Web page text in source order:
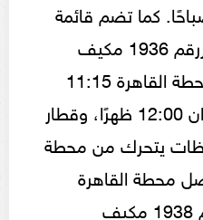
القاهرة 11:10 صباحًا. كما تضم قائمة
القطارات الإضافية قطاررقم 1936 مكيف
محافظات يتحرك من محطة القاهرة 11:15
مساءً ليصل محطة اسوان 12:00 ظهرًا، وقطار
محافظات يتحرك من محطة
ليصل محطة القاهرة
7:55 صباحًا، وقطار رقم 1938 مكيف